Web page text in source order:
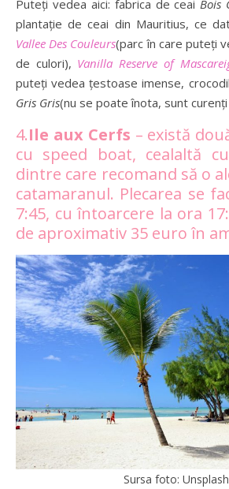
Puteți vedea aici: fabrica de ceai Bois
plantație de ceai din Mauritius, ce
Vallee Des Couleurs(parc în care puteți
de culori), Vanilla Reserve of
puteți vedea țestoase imense,
Gris Gris(nu se poate înota, sunt
4.Ile aux Cerfs – există
cu speed boat, cealaltă
dintre care recomand să o
catamaranul. Plecarea se
7:45, cu întoarcere la ora
de aproximativ 35 euro în
Sursa foto: Unsplash